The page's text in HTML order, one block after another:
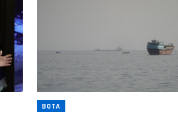
BOTA